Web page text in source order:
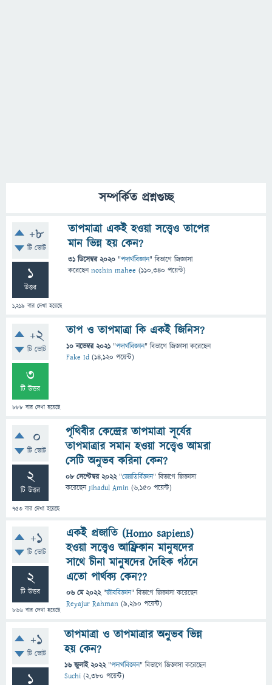
সম্পর্কিত প্রশ্নগুচ্ছ
+8
টি ভোট
1
উত্তর
1,219 বার দেখা হয়েছে
তাপমাত্রা একই হওয়া সত্ত্বেও তাপের
মান ভিন্ন হয় কেন?
31 ডিসেম্বর 2020 "পদার্থবিজ্ঞান" বিভাগে জিজ্ঞাসা
করেছেনnoshin mahee (110,340 পয়েন্ট)
+2
টি ভোট
3
টি উত্তর
888 বার দেখা হয়েছে
তাপ ও তাপমাত্রা কি একই জিনিস?
10 নভেম্বর 2021 "পদার্থবিজ্ঞান" বিভাগে জিজ্ঞাসাকরেছেন
Fake Id (14,120 পয়েন্ট)
0
টি ভোট
2
টি উত্তর
753 বার দেখা হয়েছে
পৃথিবীর কেন্দ্রের তাপমাত্রা সূর্যের
তাপমাত্রার সমান হওয়া সত্ত্বেও আমরা
সেটি অনুভব করিনা কেন?
08 সেপ্টেম্বর 2022 "জ্যোতির্বিজ্ঞান" বিভাগে জিজ্ঞাসা
করেছেনJihadul Amin (6,150 পয়েন্ট)
+1
টি ভোট
2
টি উত্তর
866 বার দেখা হয়েছে
একই প্রজাতি (Homo sapiens)
হওয়া সত্ত্বেও আফ্রিকান মানুষদের
সাথে চীনা মানুষদের দৈহিক গঠনে
এতো পার্থক্য কেন??
06 মে 2022 "জীববিজ্ঞান" বিভাগে জিজ্ঞাসাকরেছেন
Reyajur Rahman (9,290 পয়েন্ট)
+1
টি ভোট
1
তাপমাত্রা ও তাপমাত্রার অনুভব ভিন্ন
হয় কেন?
16 জুলাই 2022 "পদার্থবিজ্ঞান" বিভাগে জিজ্ঞাসাকরেছেন
Suchi (2,380 পয়েন্ট)